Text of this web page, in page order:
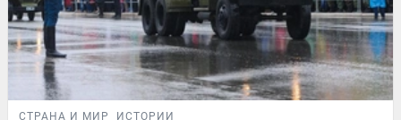
СТРАНА И МИР ИСТОРИИ